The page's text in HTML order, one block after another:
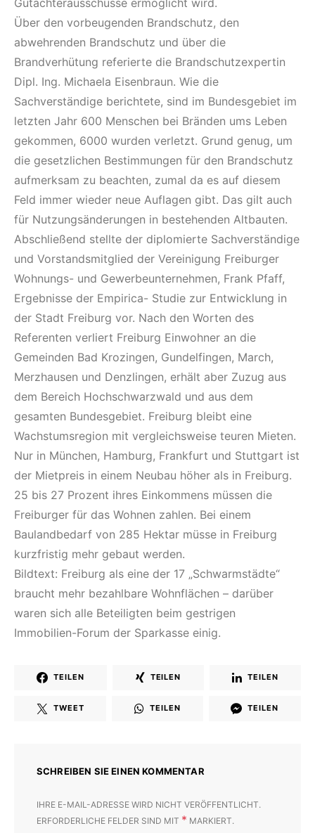
Über den vorbeugenden Brandschutz, den
abwehrenden Brandschutz und über die
Brandverhütung referierte die Brandschutzexpertin
Dipl. Ing. Michaela Eisenbraun. Wie die
Sachverständige berichtete, sind im Bundesgebiet im
letzten Jahr 600 Menschen bei Bränden ums Leben
gekommen, 6000 wurden verletzt. Grund genug, um
die gesetzlichen Bestimmungen für den Brandschutz
aufmerksam zu beachten, zumal da es auf diesem
Feld immer wieder neue Auflagen gibt. Das gilt auch
für Nutzungsänderungen in bestehenden Altbauten.
Abschließend stellte der diplomierte Sachverständige
und Vorstandsmitglied der Vereinigung Freiburger
Wohnungs- und Gewerbeunternehmen, Frank Pfaff,
Ergebnisse der Empirica- Studie zur Entwicklung in
der Stadt Freiburg vor. Nach den Worten des
Referenten verliert Freiburg Einwohner an die
Gemeinden Bad Krozingen, Gundelfingen, March,
Merzhausen und Denzlingen, erhält aber Zuzug aus
dem Bereich Hochschwarzwald und aus dem
gesamten Bundesgebiet. Freiburg bleibt eine
Wachstumsregion mit vergleichsweise teuren Mieten.
Nur in München, Hamburg, Frankfurt und Stuttgart ist
der Mietpreis in einem Neubau höher als in Freiburg.
25 bis 27 Prozent ihres Einkommens müssen die
Freiburger für das Wohnen zahlen. Bei einem
Baulandbedarf von 285 Hektar müsse in Freiburg
kurzfristig mehr gebaut werden.
Bildtext: Freiburg als eine der 17 „Schwarmstädte“
braucht mehr bezahlbare Wohnflächen – darüber
waren sich alle Beteiligten beim gestrigen
Immobilien-Forum der Sparkasse einig.
TEILEN TEILEN TEILEN
TWEET TEILEN TEILEN
SCHREIBEN SIE EINEN KOMMENTAR
IHRE E-MAIL-ADRESSE WIRD NICHT VERÖFFENTLICHT.
ERFORDERLICHE FELDER SIND MIT * MARKIERT.